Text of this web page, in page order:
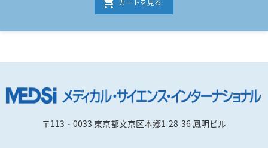
カートを見る
〒113‐0033 東京都文京区本郷1-28-36 鳳明ビル